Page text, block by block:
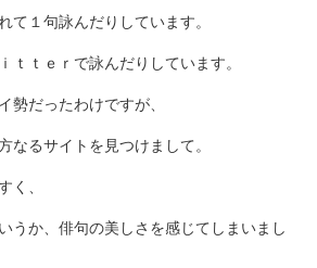
て１句詠んだりしています。
ｔｔｅｒで詠んだりしています。
勢だったわけですが、
なるサイトを見つけまして。
く、
うか、俳句の美しさを感じてしまいまし